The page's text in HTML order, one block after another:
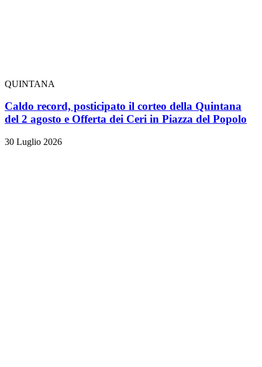
QUINTANA
Caldo record, posticipato il corteo della Quintana
del 2 agosto e Offerta dei Ceri in Piazza del Popolo
30 Luglio 2026